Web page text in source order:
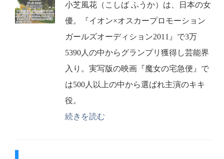
小芝風花（こしば ふうか）は、日本の女
優。『イオン×オスカープロモーション
ガールズオーディション2011』で3万
5390人の中からグランプリ獲得し芸能界
入り。実写版の映画『魔女の宅急便』で
は500人以上の中から選ばれ主演のキキ
役。
続きを読む